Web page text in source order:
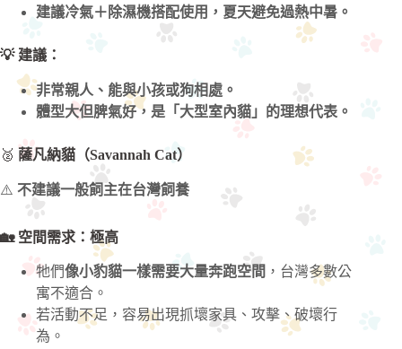
建議冷氣＋除濕機搭配使用，夏天避免過熱中暑。
💡 建議：
非常親人、能與小孩或狗相處。
體型大但脾氣好，是「大型室內貓」的理想代表。
🥈 薩凡納貓（Savannah Cat）
⚠️ 不建議一般飼主在台灣飼養
🏡 空間需求：極高
牠們像小豹貓一樣需要大量奔跑空間 ，台灣多數公
寓不適合。
若活動不足，容易出現抓壞家具、攻擊、破壞行
為。